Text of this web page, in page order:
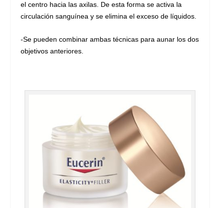
el centro hacia las axilas. De esta forma se activa la
circulación sanguínea y se elimina el exceso de líquidos.
-Se pueden combinar ambas técnicas para aunar los dos
objetivos anteriores.